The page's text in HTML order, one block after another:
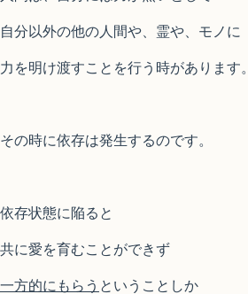
自分以外の他の人間や、霊や、モノに
力を明け渡すことを行う時があります。
その時に依存は発生するのです。
依存状態に陥ると
共に愛を育むことができず
一方的にもらう ということしか